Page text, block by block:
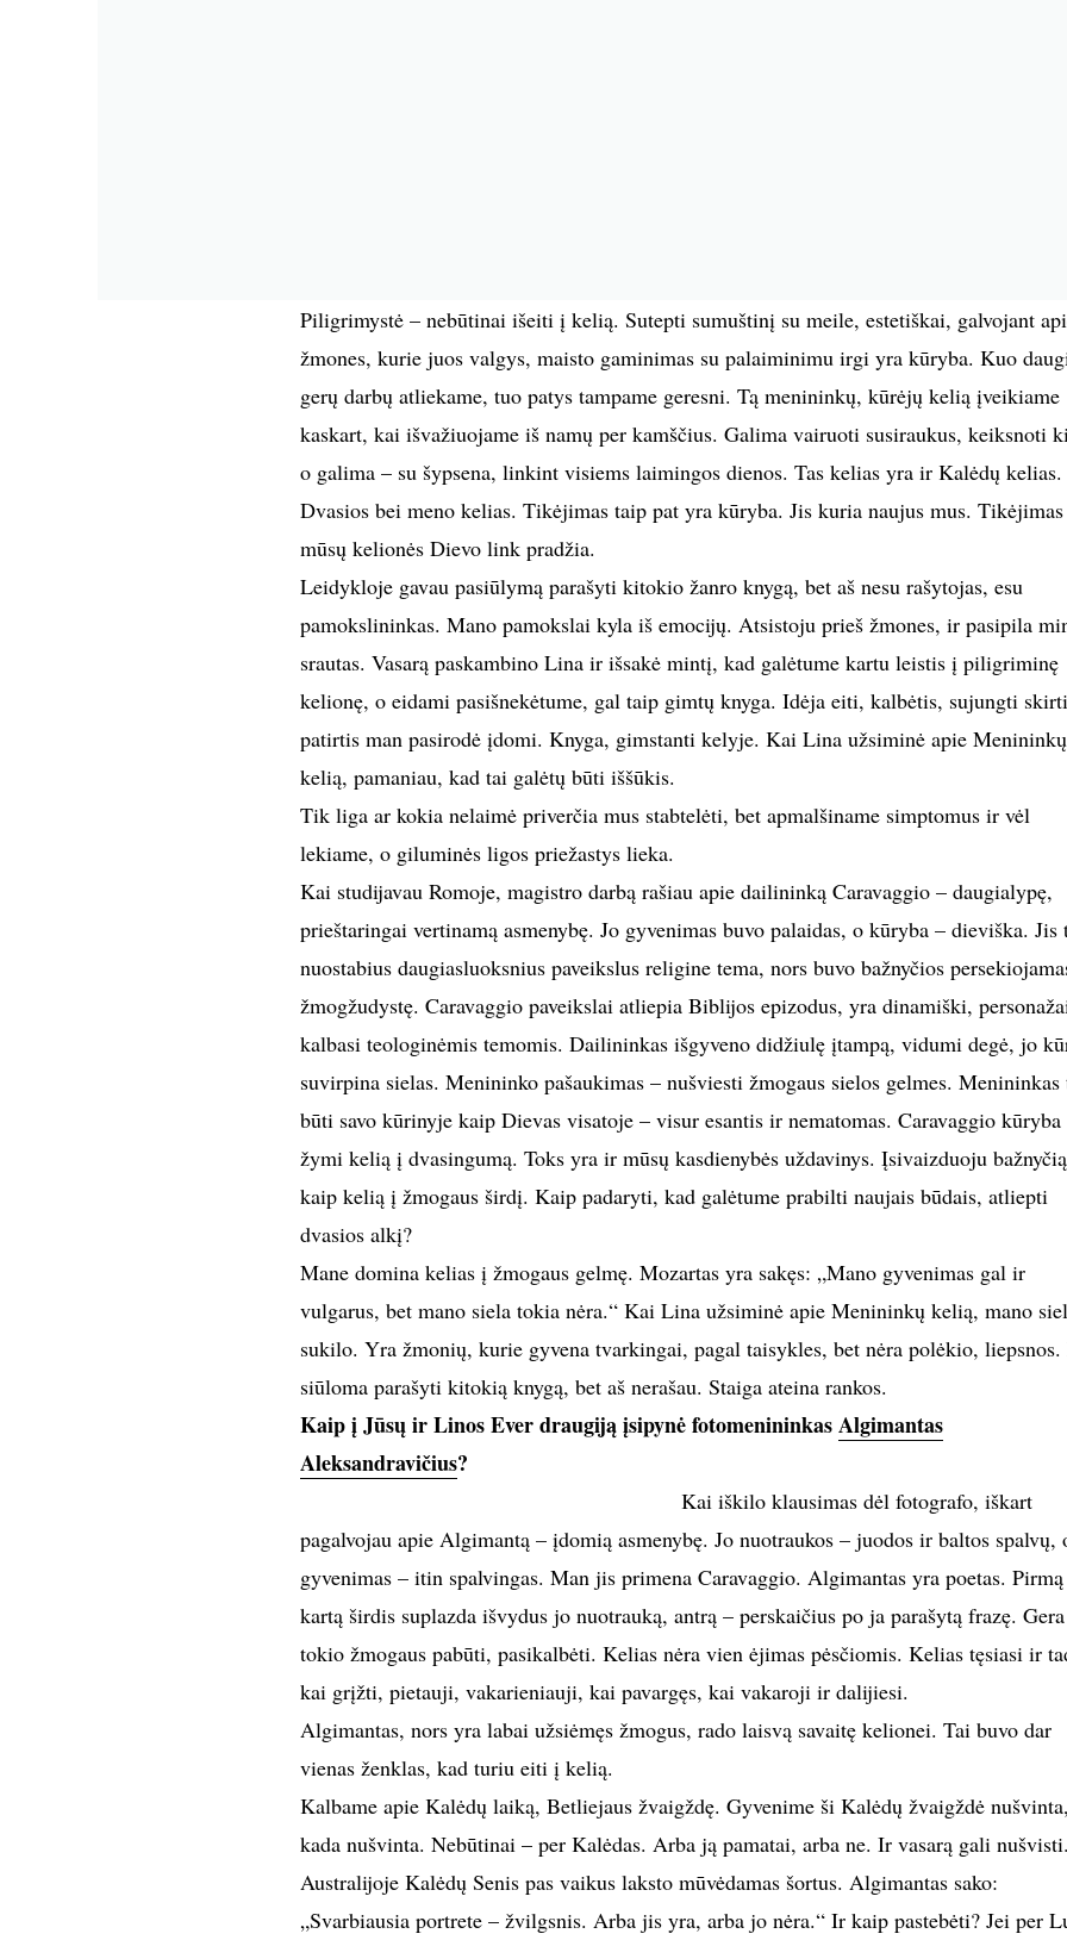
Piligrimystė – nebūtinai išeiti į kelią. Sutepti sumuštinį su meile, estetiškai, galvojant
žmones, kurie juos valgys, maisto gaminimas su palaiminimu irgi yra kūryba. Kuo
gerų darbų atliekame, tuo patys tampame geresni. Tą menininkų, kūrėjų kelią įveikiame
kaskart, kai išvažiuojame iš namų per kamščius. Galima vairuoti susiraukus, keiksnoti
o galima – su šypsena, linkint visiems laimingos dienos. Tas kelias yra ir Kalėdų kelias.
Dvasios bei meno kelias. Tikėjimas taip pat yra kūryba. Jis kuria naujus mus.
mūsų kelionės Dievo link pradžia.
Leidykloje gavau pasiūlymą parašyti kitokio žanro knygą, bet aš nesu rašytojas, esu
pamokslininkas. Mano pamokslai kyla iš emocijų. Atsistoju prieš žmones, ir pasipila
srautas. Vasarą paskambino Lina ir išsakė mintį, kad galėtume kartu leistis į piligriminę
kelionę, o eidami pasišnekėtume, gal taip gimtų knyga. Idėja eiti, kalbėtis, sujungti
patirtis man pasirodė įdomi. Knyga, gimstanti kelyje. Kai Lina užsiminė apie Menininkų
kelią, pamaniau, kad tai galėtų būti iššūkis.
Tik liga ar kokia nelaimė priverčia mus stabtelėti, bet apmalšiname simptomus ir vėl
lekiame, o giluminės ligos priežastys lieka.
Kai studijavau Romoje, magistro darbą rašiau apie dailininką Caravaggio – daugialypę,
prieštaringai vertinamą asmenybę. Jo gyvenimas buvo palaidas, o kūryba – dieviška. Jis
nuostabius daugiasluoksnius paveikslus religine tema, nors buvo bažnyčios
žmogžudystę. Caravaggio paveikslai atliepia Biblijos epizodus, yra dinamiški,
kalbasi teologinėmis temomis. Dailininkas išgyveno didžiulę įtampą, vidumi degė, jo
suvirpina sielas. Menininko pašaukimas – nušviesti žmogaus sielos gelmes.
būti savo kūrinyje kaip Dievas visatoje – visur esantis ir nematomas. Caravaggio kūryba
žymi kelią į dvasingumą. Toks yra ir mūsų kasdienybės uždavinys. Įsivaizduoju bažnyčią
kaip kelią į žmogaus širdį. Kaip padaryti, kad galėtume prabilti naujais būdais, atliepti
dvasios alkį?
Mane domina kelias į žmogaus gelmę. Mozartas yra sakęs: „Mano gyvenimas gal ir
vulgarus, bet mano siela tokia nėra.“ Kai Lina užsiminė apie Menininkų kelią, mano
sukilo. Yra žmonių, kurie gyvena tvarkingai, pagal taisykles, bet nėra polėkio,
siūloma parašyti kitokią knygą, bet aš nerašau. Staiga ateina rankos.
Kaip į Jūsų ir Linos Ever draugiją įsipynė fotomenininkasAlgimantas
Aleksandravičius?
Kai iškilo klausimas dėl fotografo, iškart
pagalvojau apie Algimantą – įdomią asmenybę. Jo nuotraukos – juodos ir baltos spalvų,
gyvenimas – itin spalvingas. Man jis primena Caravaggio. Algimantas yra poetas. Pirmą
kartą širdis suplazda išvydus jo nuotrauką, antrą – perskaičius po ja parašytą frazę.
tokio žmogaus pabūti, pasikalbėti. Kelias nėra vien ėjimas pėsčiomis. Kelias tęsiasi ir
kai grįžti, pietauji, vakarieniauji, kai pavargęs, kai vakaroji ir dalijiesi.
Algimantas, nors yra labai užsiėmęs žmogus, rado laisvą savaitę kelionei. Tai buvo dar
vienas ženklas, kad turiu eiti į kelią.
Kalbame apie Kalėdų laiką, Betliejaus žvaigždę. Gyvenime ši Kalėdų žvaigždė nušvinta,
kada nušvinta. Nebūtinai – per Kalėdas. Arba ją pamatai, arba ne. Ir vasarą gali nušvisti.
Australijoje Kalėdų Senis pas vaikus laksto mūvėdamas šortus. Algimantas sako:
„Svarbiausia portrete – žvilgsnis. Arba jis yra, arba jo nėra.“ Ir kaip pastebėti? Jei per